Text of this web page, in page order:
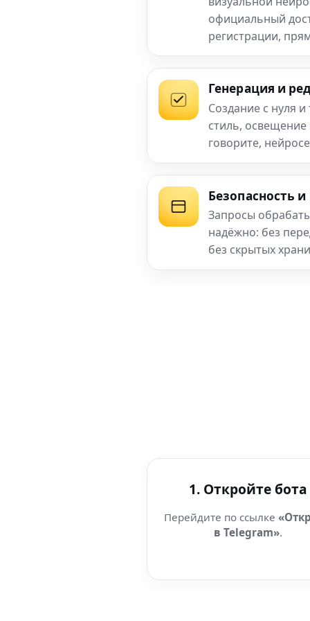
официальный
регистрации,
Генерация и
Создание с нуля
стиль,
говорите,
Безопасность
Запросы
надёжно: без
без скрытых
1. Откройте бота
Перейдите по ссылке
в Telegram».